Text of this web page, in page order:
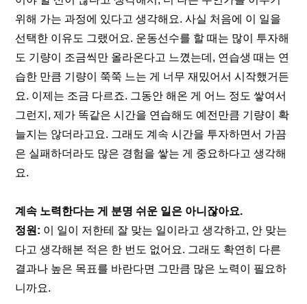
위해 가는 과정에 있다고 생각해요. 사실 처음에 이 일을
선택한 이유도 그랬어요. 운동선수를 할 때는 많이 투자해
도 기량이 조금씩만 올라온다고 느꼈는데, 연습생 때는 연
습한 만큼 기량이 쭉쭉 느는 게 너무 재밌어서 시작했거든
요. 이제는 조금 다르죠. 그동안 해온 게 어느 정도 쌓여서
그런지, 제가 똑같은 시간을 연습해도 예전만큼 기량이 확
늘지는 않더라고요. 그래도 계속 시간을 투자하면서 가끔
은 실패하더라도 많은 경험을 쌓는 게 중요하다고 생각해
요.
계속 노력한다는 게 분명 쉬운 일은 아니잖아요.
정원: 이 일이 저한테 잘 맞는 일이라고 생각하고, 안 맞는
다고 생각해본 적은 한 번도 없어요. 그래도 확연히 다른
결과나 높은 목표를 바란다면 그만큼 많은 노력이 필요하
니까요.